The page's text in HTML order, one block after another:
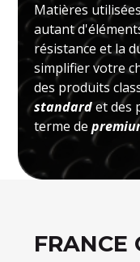
Matières
autant
résistance et la
simplifier votre
des produits
standardet des
terme de
FRANCE